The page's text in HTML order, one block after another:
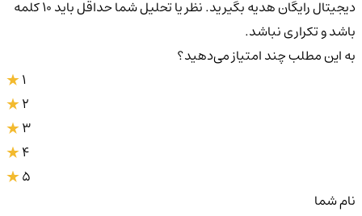
دیجیتال رایگان هدیه بگیرید. نظر یا تحلیل شما حداقل باید ۱۰ کلمه
باشد و تکراری نباشد.
به این مطلب چند امتیاز می‌دهید؟
3
4
5
نام شما